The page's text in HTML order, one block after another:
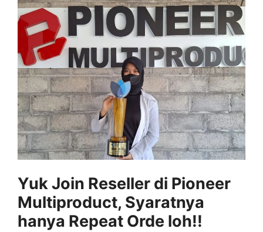
Yuk Join Reseller di Pioneer
Multiproduct, Syaratnya
hanya Repeat Orde loh!!